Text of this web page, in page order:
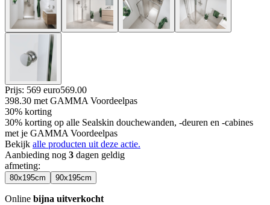
Prijs: 569 euro569.00
398.30 met GAMMA Voordeelpas
30% korting
30% korting op alle Sealskin douchewanden, -deuren en -cabines
met je GAMMA Voordeelpas
Bekijk alle producten uit deze actie.
Aanbieding nog 3 dagen geldig
afmeting:
80x195cm 90x195cm
Online bijna uitverkocht